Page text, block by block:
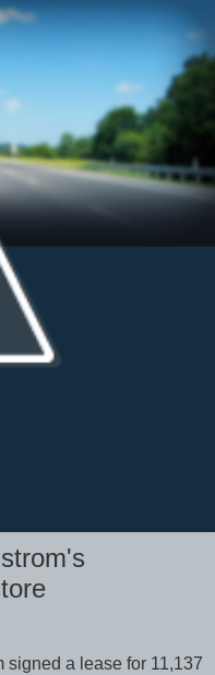
signed a lease for 11,137